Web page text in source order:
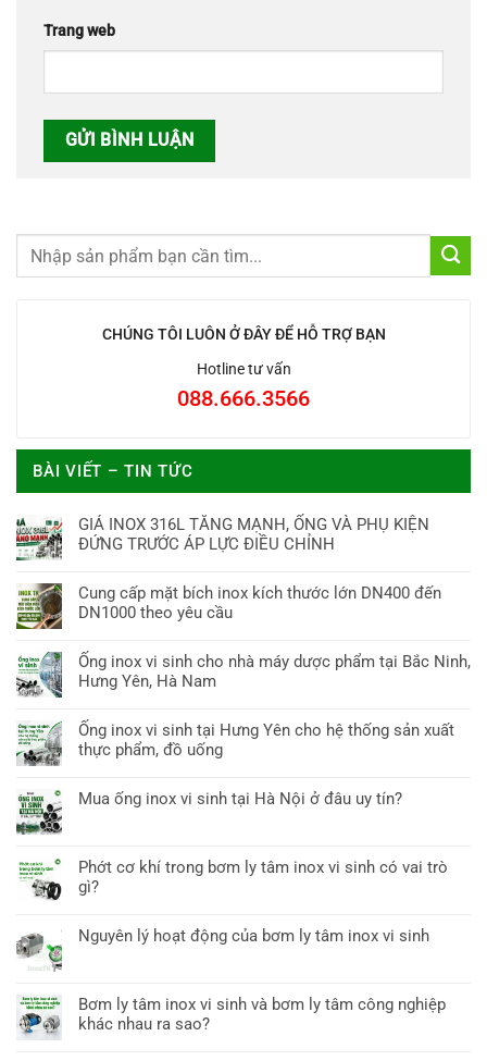
CHÚNG TÔI LUÔN Ở ĐÂY ĐỂ HỖ TRỢ BẠN
Hotline tư vấn
088.666.3566
BÀI VIẾT – TIN TỨC
GIÁ INOX 316L TĂNG MẠNH, ỐNG VÀ PHỤ KIỆN
ĐỨNG TRƯỚC ÁP LỰC ĐIỀU CHỈNH
Cung cấp mặt bích inox kích thước lớn DN400 đến
DN1000 theo yêu cầu
Ống inox vi sinh cho nhà máy dược phẩm tại Bắc Ninh,
Hưng Yên, Hà Nam
Ống inox vi sinh tại Hưng Yên cho hệ thống sản xuất
thực phẩm, đồ uống
Mua ống inox vi sinh tại Hà Nội ở đâu uy tín?
Phớt cơ khí trong bơm ly tâm inox vi sinh có vai trò
gì?
Nguyên lý hoạt động của bơm ly tâm inox vi sinh
Bơm ly tâm inox vi sinh và bơm ly tâm công nghiệp
khác nhau ra sao?
Trang web